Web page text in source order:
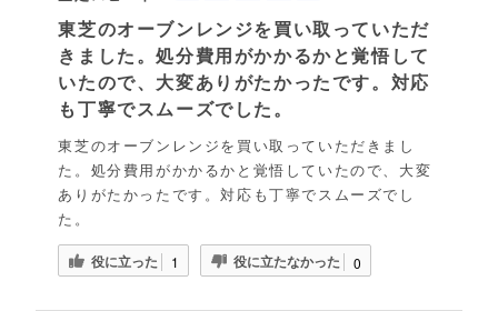
東芝のオーブンレンジを買い取っていただ
きました。処分費用がかかるかと覚悟して
いたので、大変ありがたかったです。対応
も丁寧でスムーズでした。
東芝のオーブンレンジを買い取っていただきまし
た。処分費用がかかるかと覚悟していたので、大変
ありがたかったです。対応も丁寧でスムーズでし
た。
役に立った 1 役に立たなかった 0